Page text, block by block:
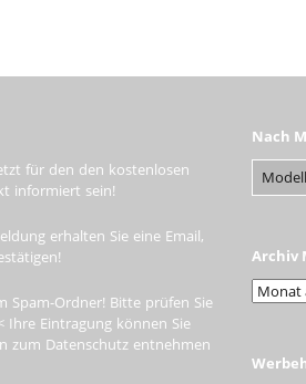
für den den kostenlosen
informiert sein!
erhalten Sie eine Email,
Spam-Ordner! Bitte prüfen Sie
Ihre Eintragung können Sie
zum Datenschutz entnehmen
Nach
Archiv